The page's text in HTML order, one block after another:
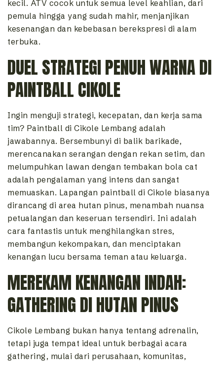
kecil. ATV cocok untuk semua level keahlian, dari
pemula hingga yang sudah mahir, menjanjikan
kesenangan dan kebebasan berekspresi di alam
terbuka.
DUEL STRATEGI PENUH WARNA DI
PAINTBALL CIKOLE
Ingin menguji strategi, kecepatan, dan kerja sama
tim? Paintball di Cikole Lembang adalah
jawabannya. Bersembunyi di balik barikade,
merencanakan serangan dengan rekan setim, dan
melumpuhkan lawan dengan tembakan bola cat
adalah pengalaman yang intens dan sangat
memuaskan. Lapangan paintball di Cikole biasanya
dirancang di area hutan pinus, menambah nuansa
petualangan dan keseruan tersendiri. Ini adalah
cara fantastis untuk menghilangkan stres,
membangun kekompakan, dan menciptakan
kenangan lucu bersama teman atau keluarga.
MEREKAM KENANGAN INDAH:
GATHERING DI HUTAN PINUS
Cikole Lembang bukan hanya tentang adrenalin,
tetapi juga tempat ideal untuk berbagai acara
gathering, mulai dari perusahaan, komunitas,